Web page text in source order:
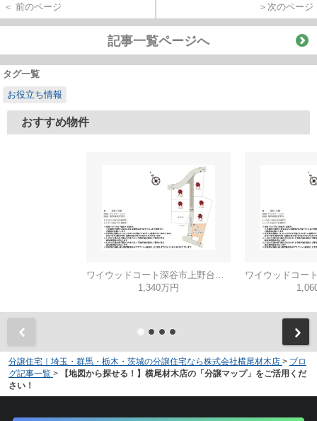
＜ 前のページ ＞次のページ
記事一覧ページへ
タグ一覧
お役立ち情報
おすすめ物件
1,340万円
分譲住宅｜埼玉・群馬・栃木・茨城の分譲住宅なら株式会社横尾材木店 > ブロ
グ記事一覧 >
【地図から探せる！】横尾材木店の「分譲マップ」をご活用くだ
さい！